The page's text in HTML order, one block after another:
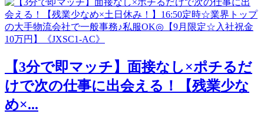
【3分で即マッチ】面接なし×ポチるだ
けで次の仕事に出会える！【残業少な
め×...